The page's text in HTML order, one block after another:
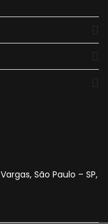
São Paulo – SP,